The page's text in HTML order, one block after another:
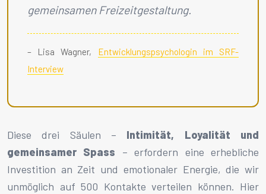
gemeinsamen Freizeitgestaltung.
– Lisa Wagner, Entwicklungspsychologin im SRF-
Interview
Diese drei Säulen – Intimität, Loyalität und
gemeinsamer Spass – erfordern eine erhebliche
Investition an Zeit und emotionaler Energie, die wir
unmöglich auf 500 Kontakte verteilen können. Hier